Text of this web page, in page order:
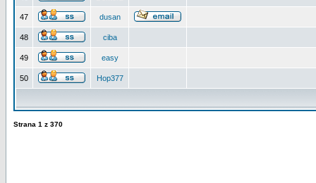
47 dusan
48 ciba
49 easy
50 Hop377
Strana 1 z 370